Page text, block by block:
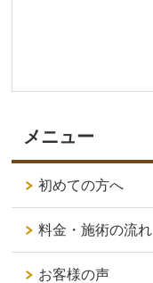
メニュー
初めての方へ
料金・施術の流れ
お客様の声